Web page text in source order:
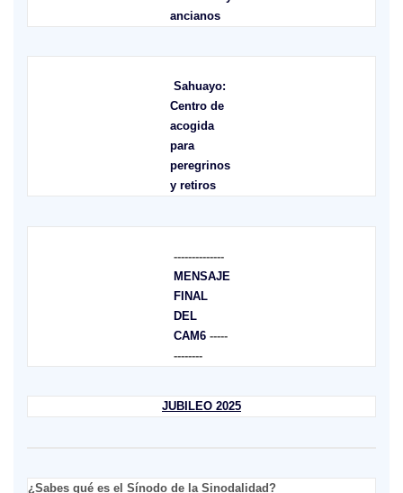
ancianos
Sahuayo:
Centro de
acogida
para
peregrinos
y retiros
--------------
MENSAJE
FINAL
DEL
CAM6-----
--------
JUBILEO 2025
¿Sabes qué es el Sínodo de la Sinodalidad?